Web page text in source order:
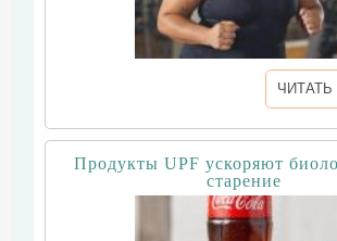
Продукты UPF ускоряют
старение